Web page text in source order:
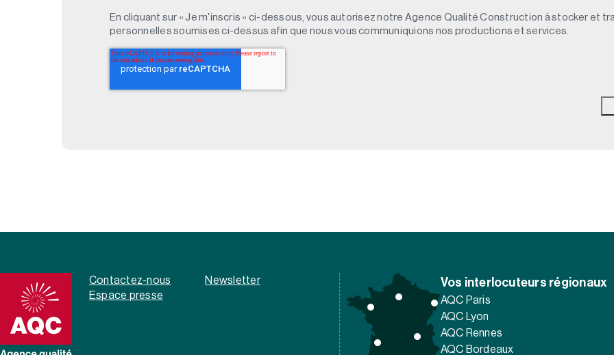
En cliquant sur « Je m'inscris » ci-dessous, vous autorisez notre Agence Qualité Construction à stocker et
personnelles soumises ci-dessus afin que nous vous communiquions nos productions et services.
Contactez-nous
Newsletter
Espace presse
Vos interlocuteurs régionaux
AQC Paris
AQC Lyon
AQC Rennes
AQC Bordeaux